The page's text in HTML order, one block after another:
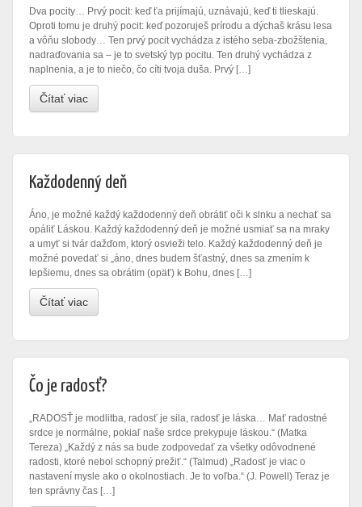
Dva pocity… Prvý pocit: keď ťa prijímajú, uznávajú, keď ti tlieskajú.
Oproti tomu je druhý pocit: keď pozoruješ prírodu a dýchaš krásu lesa
a vôňu slobody… Ten prvý pocit vychádza z istého seba-zbožštenia,
nadraďovania sa – je to svetský typ pocitu. Ten druhý vychádza z
naplnenia, a je to niečo, čo cíti tvoja duša. Prvý […]
Čítať viac
Každodenný deň
Áno, je možné každý každodenný deň obrátiť oči k slnku a nechať sa
opáliť Láskou. Každý každodenný deň je možné usmiať sa na mraky
a umyť si tvár dažďom, ktorý osvieži telo. Každý každodenný deň je
možné povedať si „áno, dnes budem šťastný, dnes sa zmením k
lepšiemu, dnes sa obrátim (opäť) k Bohu, dnes […]
Čítať viac
Čo je radosť?
„RADOSŤ je modlitba, radosť je sila, radosť je láska… Mať radostné
srdce je normálne, pokiaľ naše srdce prekypuje láskou.“ (Matka
Tereza) „Každý z nás sa bude zodpovedať za všetky odôvodnené
radosti, ktoré nebol schopný prežiť.“ (Talmud) „Radosť je viac o
nastavení mysle ako o okolnostiach. Je to voľba.“ (J. Powell) Teraz je
ten správny čas […]